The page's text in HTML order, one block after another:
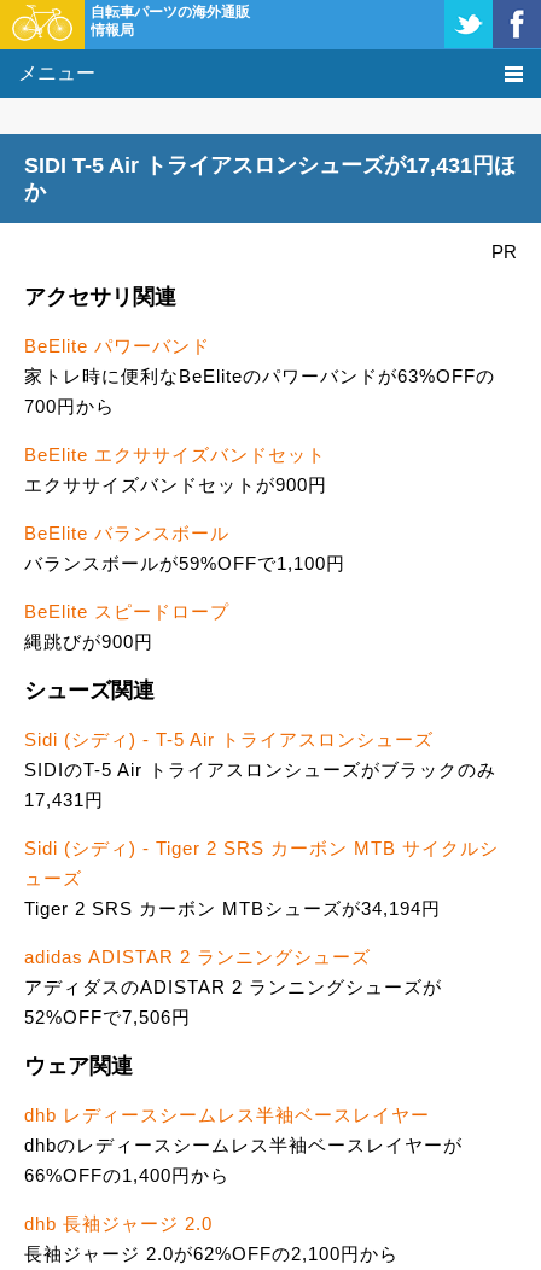
自転車パーツの海外通販
情報局
メニュー
クーポン＆セール
SIDI T-5 Air トライアスロンシューズが17,431円ほ
か
PR
アクセサリ関連
BeElite パワーバンド
家トレ時に便利なBeEliteのパワーバンドが63%OFFの
700円から
BeElite エクササイズバンドセット
エクササイズバンドセットが900円
BeElite バランスボール
バランスボールが59%OFFで1,100円
BeElite スピードロープ
縄跳びが900円
シューズ関連
Sidi (シディ) - T-5 Air トライアスロンシューズ
SIDIのT-5 Air トライアスロンシューズがブラックのみ
17,431円
Sidi (シディ) - Tiger 2 SRS カーボン MTB サイクルシ
ューズ
Tiger 2 SRS カーボン MTBシューズが34,194円
adidas ADISTAR 2 ランニングシューズ
アディダスのADISTAR 2 ランニングシューズが
52%OFFで7,506円
ウェア関連
dhb レディースシームレス半袖ベースレイヤー
dhbのレディースシームレス半袖ベースレイヤーが
66%OFFの1,400円から
dhb 長袖ジャージ 2.0
長袖ジャージ 2.0が62%OFFの2,100円から